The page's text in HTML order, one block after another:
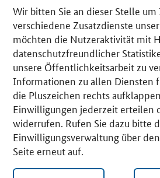
Wir bitten Sie an dieser Stelle
verschiedene Zusatzdienste
möchten die Nutzeraktivität mit
datenschutzfreundlicher
unsere Öffentlichkeitsarbeit zu
Informationen zu allen Diensten
die Pluszeichen rechts
Einwilligungen jederzeit erteilen
widerrufen. Rufen Sie dazu bitte
Einwilligungsverwaltung über
Seite erneut auf.